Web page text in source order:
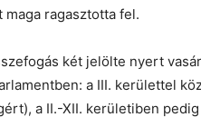
ragasztotta fel.
két jelölte nyert
a III. kerülettel
a II.-XII. kerületiben